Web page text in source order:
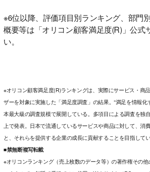
※6位以降、評価項目別ランキング、部門
概要等は「オリコン顧客満足度(R)」公式
い。
※オリコン顧客満足度(R)ランキングは、実際にサービス・商
ザーを対象に実施した「満足度調査」の結果。“満足を情報化
本最大級の調査規模で展開している。多項目による調査を独
上で発表。日本で流通しているサービスや商品に対して、消
と、それらを提供する企業の成長に貢献することを目指してい
■禁無断複写転載
※オリコンランキング（売上枚数のデータ等）の著作権その